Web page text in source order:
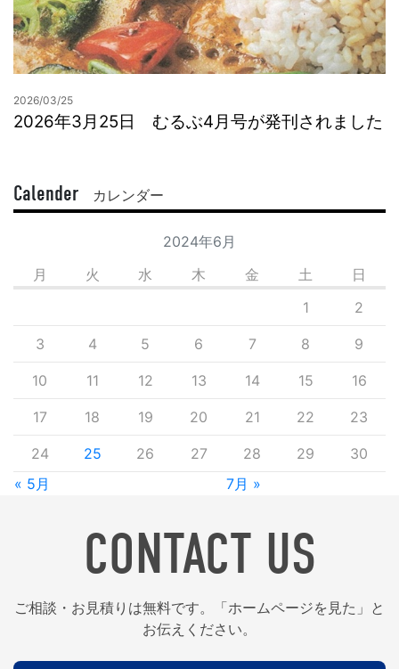
2026/03/25
2026年3月25日 むるぶ4月号が発刊されました
Calender カレンダー
2024年6月
月
火 水 木 金 土 日
« 5月 7月 »
1 2
3 4 5 6 7 8 9
10 11 12 13 14 15 16
17 18 19 20 21 22 23
24 25 26 27 28 29 30
CONTACT US
ご相談・お見積りは無料です。「ホームページを見た」と
お伝えください。